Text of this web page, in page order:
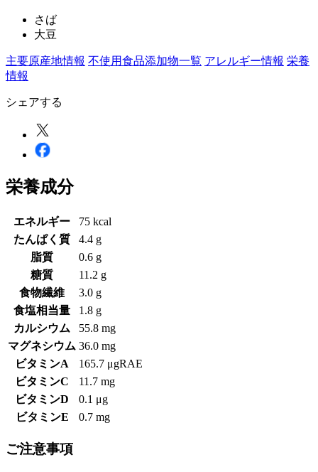
さば
大豆
主要原産地情報 不使用食品添加物一覧 アレルギー情報 栄養
情報
シェアする
栄養成分
エネルギー
75 kcal
たんぱく質
4.4 g
脂質
0.6 g
糖質
11.2 g
食物繊維
3.0 g
食塩相当量
1.8 g
カルシウム
55.8 mg
マグネシウム 36.0 mg
ビタミンA
165.7 μgRAE
ビタミンC
11.7 mg
ビタミンD
0.1 μg
ビタミンE
0.7 mg
ご注意事項